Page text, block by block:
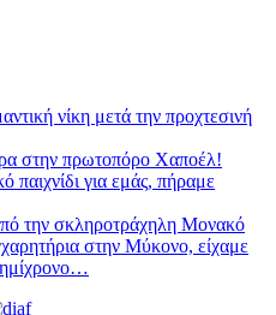
νίκη μετά την προχτεσινή
στην πρωτοπόρο Χαποέλ!
για εμάς, πήραμε
την σκληροτράχηλη Μονακό
στην Μύκονο, είχαμε